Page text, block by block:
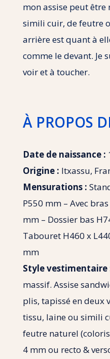
mon assise peut être
simili cuir, de feutre
arrière est quant à
comme le devant. Je
voir et à toucher.
À PROPOS
Date de naissance :
Origine : Itxassu,
Mensurations :
P550 mm – Avec
mm – Dossier bas
Tabouret H460 x
mm
Style vestimentaire
massif. Assise
plis, tapissé en deux
tissu, laine ou simili
feutre naturel
4 mm ou recto &